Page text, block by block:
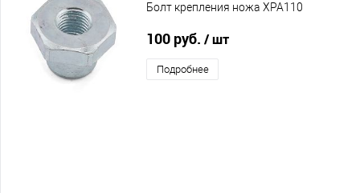
Болт крепления ножа XPA110
100 руб. / шт
Подробнее